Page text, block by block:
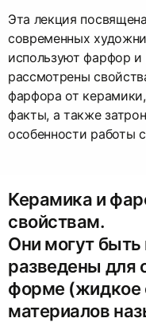
Эта лекция
современных
используют фарфор и
рассмотрены
фарфора от
факты, а также
особенности работы
Керамика и
свойствам.
Они могут быть
разведены для
форме (жидкое
материалов